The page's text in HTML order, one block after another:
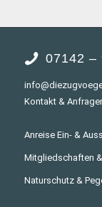
07142 –
Kontakt &
Anreise Ein- &
Mitgliedschaften
Naturschutz &